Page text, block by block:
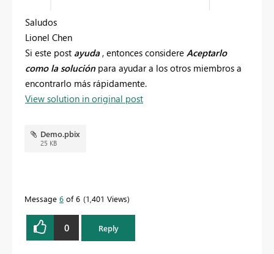
Saludos
Lionel Chen
Si este post ayuda , entonces considere Aceptarlo
como la solución para ayudar a los otros miembros a
encontrarlo más rápidamente.
View solution in original post
Demo.pbix
25 KB
Message 6 of 6 1,401 Views
0 Reply